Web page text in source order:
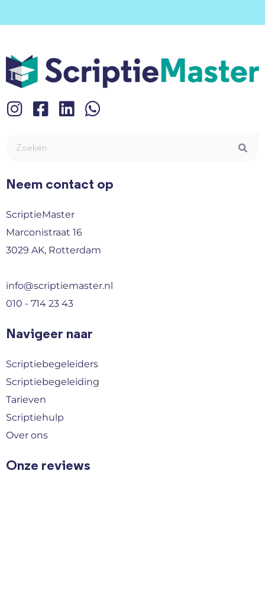
Neem contact op
ScriptieMaster
Marconistraat 16
3029 AK, Rotterdam
info@scriptiemaster.nl
010 - 714 23 43
Navigeer naar
Scriptiebegeleiders
Scriptiebegeleiding
Tarieven
Scriptiehulp
Over ons
Onze reviews